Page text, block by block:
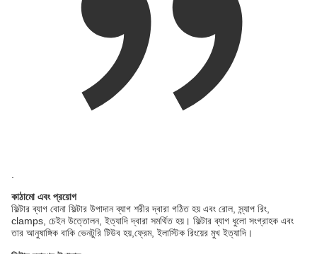
কাঠামো এবং প্রয়োগ
ফিল্টার ব্যাগ বোনা ফিল্টার উপাদান ব্যাগ শরীর দ্বারা গঠিত হয় এবং রোল, স্ন্যাপ রিং,
clamps, চেইন উত্তোলন, ইত্যাদি দ্বারা সমর্থিত হয়। ফিল্টার ব্যাগ ধুলো সংগ্রাহক এবং
তার আনুষাঙ্গিক বাকি ভেনটুরি টিউব হয়,ফ্রেম, ইলাস্টিক রিংয়ের মুখ ইত্যাদি।